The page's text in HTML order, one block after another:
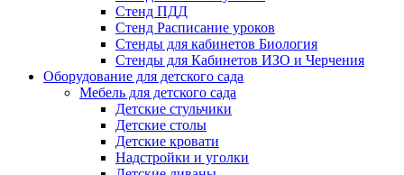
Стенд ПДД
Стенд Расписание уроков
Стенды для кабинетов Биология
Стенды для Кабинетов ИЗО и Черчения
Оборудование для детского сада
Мебель для детского сада
Детские стульчики
Детские столы
Детские кровати
Надстройки и уголки